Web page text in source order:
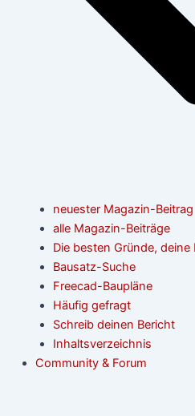
neuester Magazin-Beitrag
alle Magazin-Beiträge
Die besten Gründe,
Bausatz-Suche
Freecad-Baupläne
Häufig gefragt
Schreib deinen Bericht
Inhaltsverzeichnis
Community & Forum